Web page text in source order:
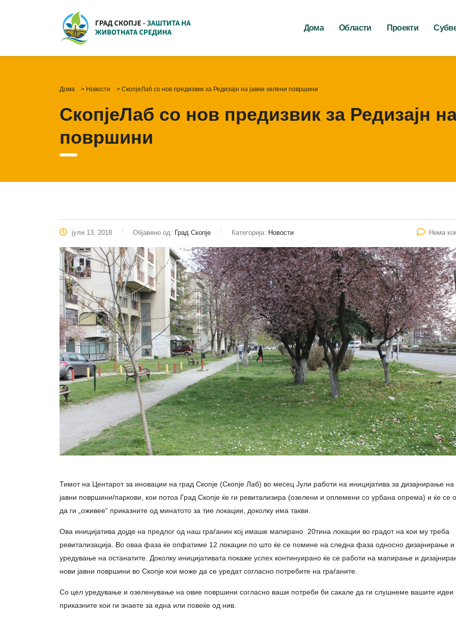
Дома Области Проекти
Дома > Новости > СкопјеЛаб со нов предизвик за Редизајн на јавни зелени површини
СкопјеЛаб со нов предизвик за Редизајн
површини
јули 13, 2018 Објавено од: Град Скопје Категорија: Новости Нема
Тимот на Центарот за иновации на град Скопје (Скопје Лаб) во месец Јули работи на иницијатива за дизајнирање на
јавни површини/паркови, кои потоа Град Скопје ќе ги ревитализира (озелени и оплемени со урбана опрема) и ќе се
да ги „оживее“ приказните од минатото за тие локации, доколку има такви.
Ова иницијатива дојде на предлог од наш граѓанин кој имаше мапирано 20тина локации во градот на кои му треба
ревитализација. Во оваа фаза ќе опфатиме 12 локации по што ќе се помине на следна фаза односно дизајнирање и
уредување на останатите. Доколку иницијативата покаже успех континуирано ќе се работи на мапирање и
нови јавни површини во Скопје кои може да се уредат согласно потребите на граѓаните.
Со цел уредување и озеленување на овие површини согласно ваши потреби би сакале да ги слушнеме вашите идеи
приказните кои ги знаете за една или повеќе од нив.